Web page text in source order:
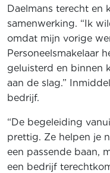
Daelmans terecht en
samenwerking. “Ik
omdat mijn vorige
Personeelsmakelaar
geluisterd en binnen
aan de slag.”
bedrijf.
“De begeleiding
prettig. Ze helpen je
een passende baan,
een bedrijf